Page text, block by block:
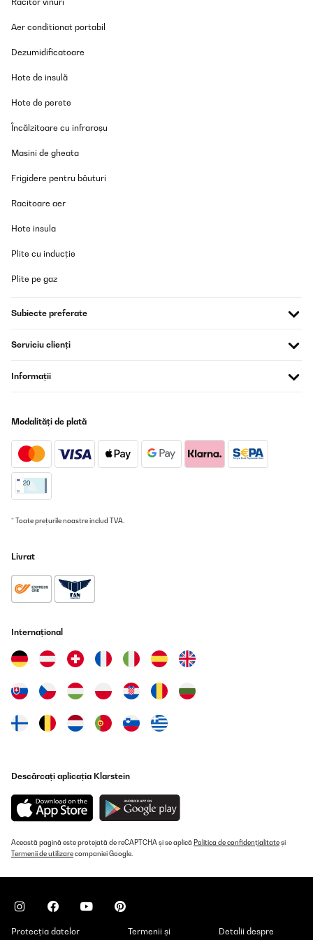
Atmosphäre ein, ohne zu stören.Die Installationsanleitung war
professionelle Hilfe einbauen. Ich empfehle den Einbau aber
Stückchen wiegt.
Amazon-Benutzer
Aer conditionat portabil
Dezumidificatoare
Hote de insulă
Hote de perete
Încălzitoare cu infraroșu
Masini de gheata
Frigidere pentru băuturi
Racitoare aer
Hote insula
Plite cu inducție
Plite pe gaz
Subiecte preferate
Serviciu clienți
Informații
Modalități de plată
* Toate prețurile noastre includ TVA.
Livrat
Internațional
Descărcați aplicația Klarstein
Această pagină este protejată de reCAPTCHA și se aplică Politica de confidențialitateși
Termenii de utilizarecompaniei Google.
Protecția datelor Termenii și Detalii despre